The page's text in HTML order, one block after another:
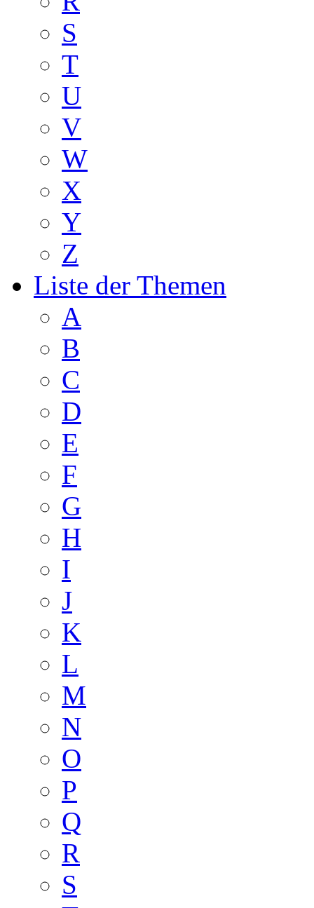
S
T
U
V
W
X
Y
Z
Liste der Themen
A
B
C
D
E
F
G
H
I
J
K
L
M
N
O
P
Q
R
S